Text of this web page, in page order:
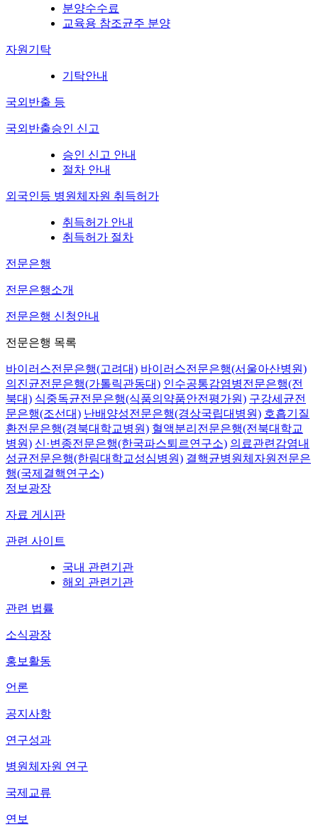
분양수수료
교육용 참조균주 분양
자원기탁
기탁안내
국외반출 등
국외반출승인 신고
승인 신고 안내
절차 안내
외국인등 병원체자원 취득허가
취득허가 안내
취득허가 절차
전문은행
전문은행소개
전문은행 신청안내
전문은행 목록
바이러스전문은행(고려대) 바이러스전문은행(서울아산병원)
의진균전문은행(가톨릭관동대) 인수공통감염병전문은행(전
북대) 식중독균전문은행(식품의약품안전평가원) 구강세균전
문은행(조선대) 난배양성전문은행(경상국립대병원) 호흡기질
환전문은행(경북대학교병원) 혈액분리전문은행(전북대학교
병원) 신·변종전문은행(한국파스퇴르연구소) 의료관련감염내
성균전문은행(한림대학교성심병원) 결핵균병원체자원전문은
행(국제결핵연구소)
정보광장
자료 게시판
관련 사이트
국내 관련기관
해외 관련기관
관련 법률
소식광장
홍보활동
언론
공지사항
연구성과
병원체자원 연구
국제교류
연보